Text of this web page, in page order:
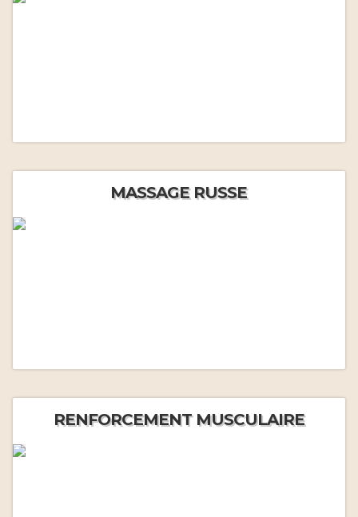
MASSAGE RUSSE
RENFORCEMENT MUSCULAIRE